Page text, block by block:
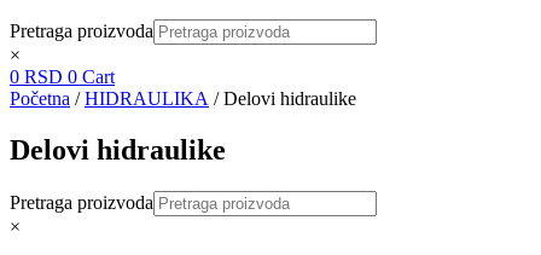
Pretraga proizvoda
×
0 RSD 0 Cart
Početna /HIDRAULIKA / Delovi hidraulike
Delovi hidraulike
Pretraga proizvoda
×